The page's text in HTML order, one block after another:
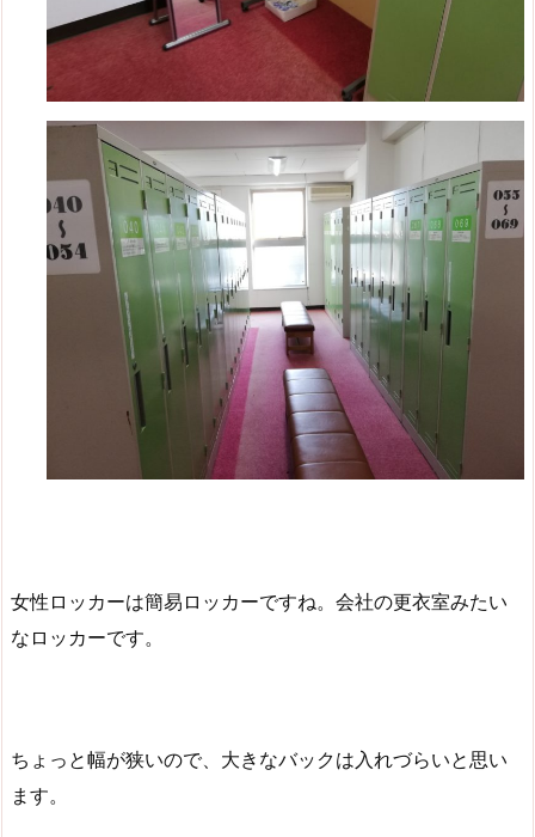
女性ロッカーは簡易ロッカーですね。会社の更衣室みたい
なロッカーです。
ちょっと幅が狭いので、大きなバックは入れづらいと思い
ます。